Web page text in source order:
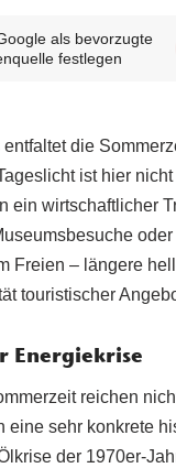
als bevorzugte
festlegen
die
ist hier
ein wirtschaftlicher
oder
Freien – längere
touristischer
Energiekrise
reichen
eine sehr konkrete
der 1970er-